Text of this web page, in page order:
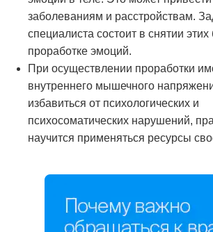
заболеваниям и расстройствам.
специалиста состоит в снятии этих
проработке эмоций.
При осуществлении проработки
внутреннего мышечного
избавиться от психологических и
психосоматических нарушений,
научится применяться ресурсы